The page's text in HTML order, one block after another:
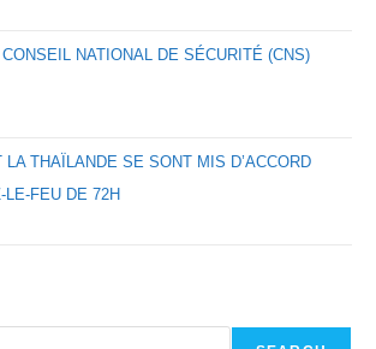
NATIONAL DE SÉCURITÉ (CNS)
THAÏLANDE SE SONT MIS D’ACCORD
LE-FEU DE 72H